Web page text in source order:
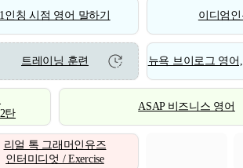
1인칭 시점 영어 말하기 이디엄인
트레이닝 훈련 뉴욕 브이로그 영어
탄
ASAP 비즈니스 영어
리얼 톡 그래머인유즈
인터미디엇 / Exercise